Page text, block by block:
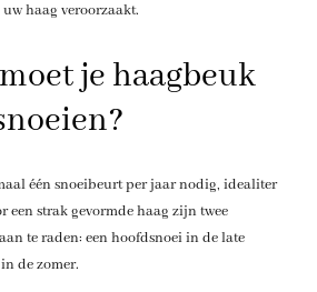
haag veroorzaakt.
je haagbeuk
één snoeibeurt per jaar nodig, idealiter
strak gevormde haag zijn twee
te raden: een hoofdsnoei in de late
de zomer.